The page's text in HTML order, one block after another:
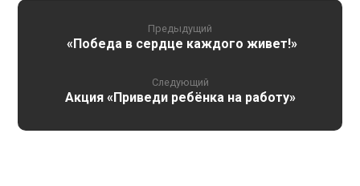
Предыдущий
«Победа в сердце каждого живет!»
Следующий
Акция «Приведи ребёнка на работу»